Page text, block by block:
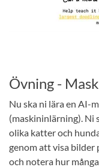
Övning -
Nu ska ni lära en AI-
(maskininlärning). Ni
olika katter och
genom att visa bilder
och notera hur